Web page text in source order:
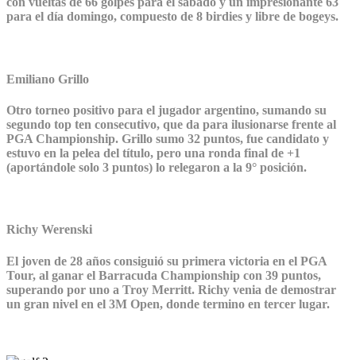
para el día domingo, compuesto de 8 birdies y libre de bogeys.
Emiliano Grillo
Otro torneo positivo para el jugador argentino, sumando su
segundo top ten consecutivo, que da para ilusionarse frente al
PGA Championship. Grillo sumo 32 puntos, fue candidato y
estuvo en la pelea del título, pero una ronda final de +1
(aportándole solo 3 puntos) lo relegaron a la 9° posición.
Richy Werenski
El joven de 28 años consiguió su primera victoria en el PGA
Tour, al ganar el Barracuda Championship con 39 puntos,
superando por uno a Troy Merritt. Richy venia de demostrar
un gran nivel en el 3M Open, donde termino en tercer lugar.